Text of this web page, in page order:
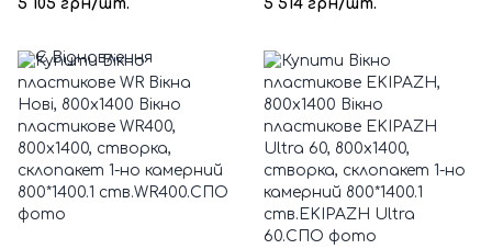
5 105 грн/шт. 5 514 грн/шт.